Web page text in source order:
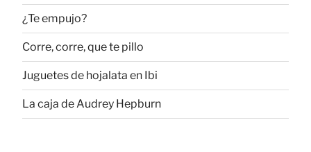
¿Te empujo?
Corre, corre, que te pillo
Juguetes de hojalata en Ibi
La caja de Audrey Hepburn